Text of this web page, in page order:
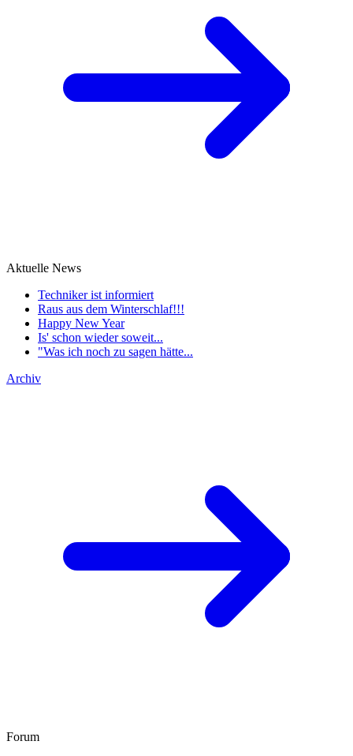
Aktuelle News
Techniker ist informiert
Raus aus dem Winterschlaf!!!
Happy New Year
Is' schon wieder soweit...
"Was ich noch zu sagen hätte...
Archiv
Forum